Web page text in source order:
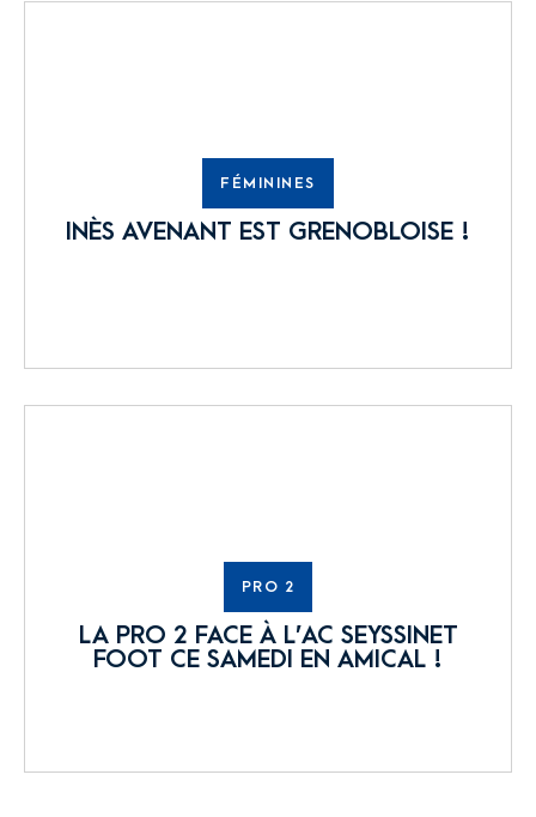
FÉMININES
INÈS AVENANT EST GRENOBLOISE !
PRO 2
LA PRO 2 FACE À L’AC SEYSSINET
FOOT CE SAMEDI EN AMICAL !